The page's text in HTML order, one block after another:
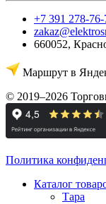
+7 391 278-76-
660052,
Маршрут в
© 2019–2026
Политика
Каталог
Тара